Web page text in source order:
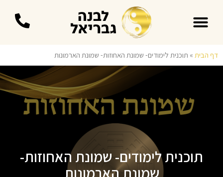
דף הבית » תוכנית לימודים- שמונת האחוזות- שמונת הארמונות
תוכנית לימודים- שמונת האחוזות-
שמונת הארמונות